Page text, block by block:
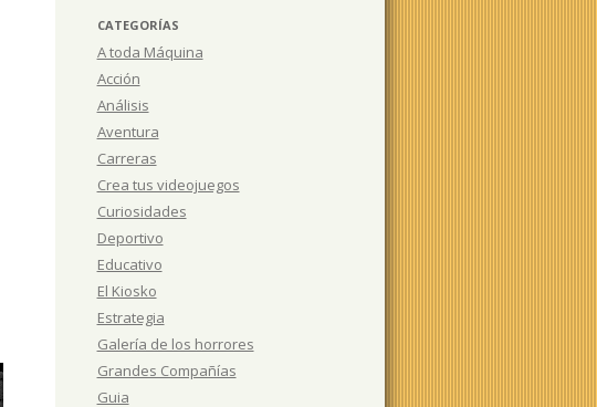
CATEGORÍAS
A toda Máquina
Acción
Análisis
Aventura
Carreras
Crea tus videojuegos
Curiosidades
Deportivo
Educativo
El Kiosko
Estrategia
Galería de los horrores
Grandes Compañías
Guia